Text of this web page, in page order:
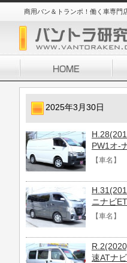
商用バン＆トランポ！働く車専門
2025年3月30日
PW1オ-
【車名
ニナビ
【車名
速ATナ